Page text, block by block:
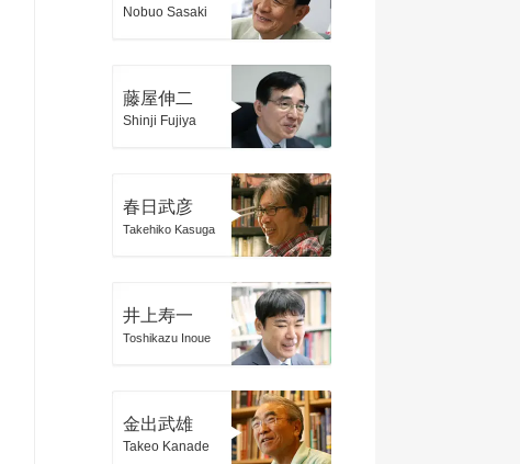
Nobuo Sasaki
藤屋伸二
Shinji Fujiya
春日武彦
Takehiko Kasuga
井上寿一
Toshikazu Inoue
金出武雄
Takeo Kanade